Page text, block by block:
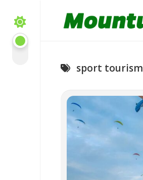
content
sport tourism